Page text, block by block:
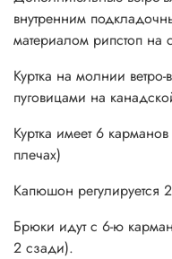
внутренним
материалом рипстоп на
Куртка на молнии
пуговицами на
Куртка имеет 6
плечах)
Капюшон регулируется
Брюки идут с 6-ю
2 сзади).